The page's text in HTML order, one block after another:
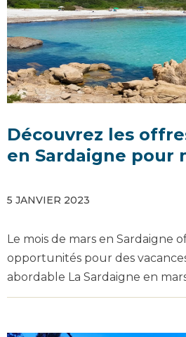
Découvrez les
en Sardaigne pour
5 JANVIER 2023
Le mois de mars en Sardaigne
opportunités pour des
abordable La Sardaigne en